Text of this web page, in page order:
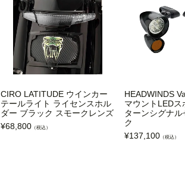
CIRO LATITUDE ウインカー
テールライト ライセンスホル
ダー ブラック スモークレンズ
¥68,800 （税込）
HEADWINDS
マウントLED
ターンシグナ
ク
¥137,100 （税込）